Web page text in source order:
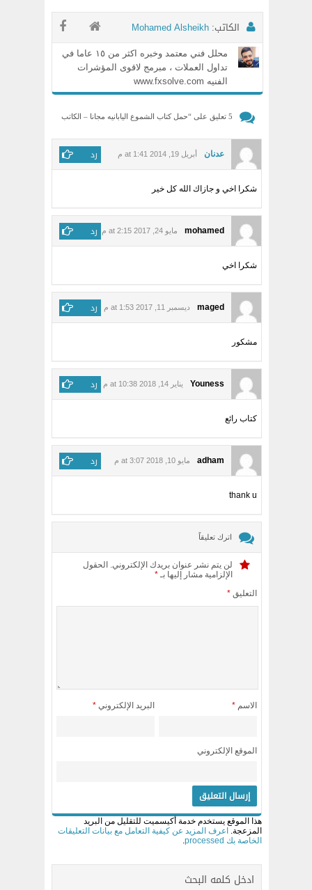
الكاتب: Mohamed Alsheikh
محلل فني معتمد وخبره اكثر من ١٥ عاما في
تداول العملات ، مبرمج لاقوى المؤشرات
الفنيه www.fxsolve.com
5 تعليق على “ حمل كتاب الشموع اليابانيه مجانا – الكاتب
المصري
ﻋﺪﻧﺎﻥ أبريل 19, 2014 at 1:41 م رد
شكرا اخي و جازاك الله كل ﺧﻴﺮ
mohamed مايو 24, 2017 at 2:15 م رد
شكرا اخي
maged ديسمبر 11, 2017 at 1:53 م رد
مشكور
Youness يناير 14, 2018 at 10:38 م رد
كتاب رائع
adham مايو 10, 2018 at 3:07 م رد
thank u
اترك تعليقاً
لن يتم نشر عنوان بريدك الإلكتروني. الحقول
الإلزامية مشار إليها بـ *
التعليق *
الاسم * البريد الإلكتروني *
الموقع الإلكتروني
هذا الموقع يستخدم خدمة أكيسميت للتقليل من البريد
المزعجة. اعرف المزيد عن كيفية التعامل مع بيانات التعليقات
الخاصة بك processed
ادخل كلمه البحث